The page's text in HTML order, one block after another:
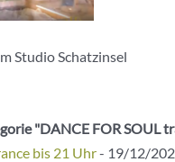
Studio Schatzinsel
"DANCE FOR SOUL
bis 21 Uhr- 19/12/